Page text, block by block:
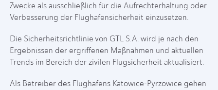
Zwecke als ausschließlich für die Aufrechterhaltung oder
Verbesserung der Flughafensicherheit einzusetzen.
Die Sicherheitsrichtlinie von GTL S.A. wird je nach den
Ergebnissen der ergriffenen Maßnahmen und aktuellen
Trends im Bereich der zivilen Flugsicherheit aktualisiert.
Als Betreiber des Flughafens Katowice-Pyrzowice gehen